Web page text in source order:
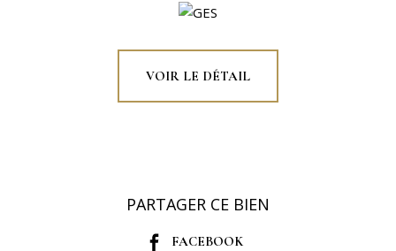
VOIR LE DÉTAIL
PARTAGER CE BIEN
FACEBOOK